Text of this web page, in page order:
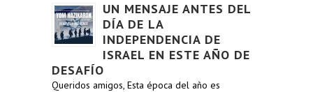
UN MENSAJE ANTES DEL
DÍA DE LA
INDEPENDENCIA DE
ISRAEL EN ESTE AÑO DE
DESAFÍO
Queridos amigos, Esta época del año es